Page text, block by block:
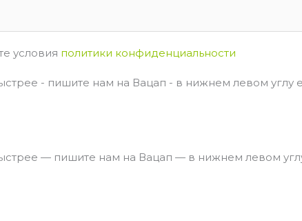
условия политики конфиденциальности
- пишите нам на Вацап - в нижнем левом
— пишите нам на Вацап — в нижнем левом